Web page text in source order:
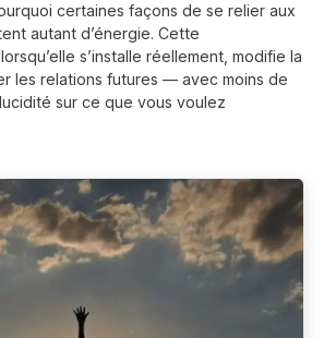
certaines façons de se relier aux
autant d’énergie. Cette
s’installe réellement, modifie la
les relations futures — avec moins de
sur ce que vous voulez